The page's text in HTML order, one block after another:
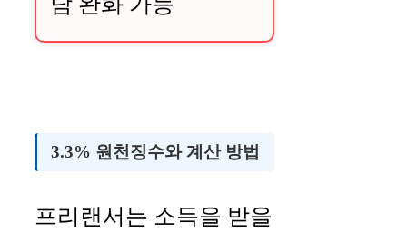
3.3% 원천징수와 계산 방법
프리랜서는 소득을 받을